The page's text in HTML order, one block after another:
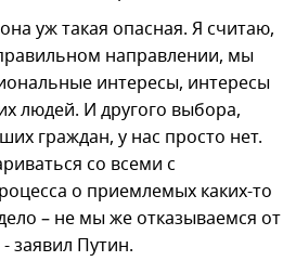
уж такая опасная. Я считаю,
направлении, мы
интересы, интересы
людей. И другого выбора,
граждан, у нас просто нет.
со всеми с
о приемлемых каких-то
– не мы же отказываемся от
заявил Путин.